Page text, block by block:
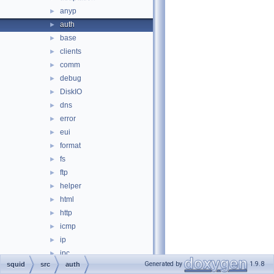
► anyp
► auth
► base
► clients
► comm
► debug
► DiskIO
► dns
► error
► eui
► format
► fs
► ftp
► helper
► html
► http
► icmp
► ip
► ipc
► log
squid src auth Generated by 1.9.8